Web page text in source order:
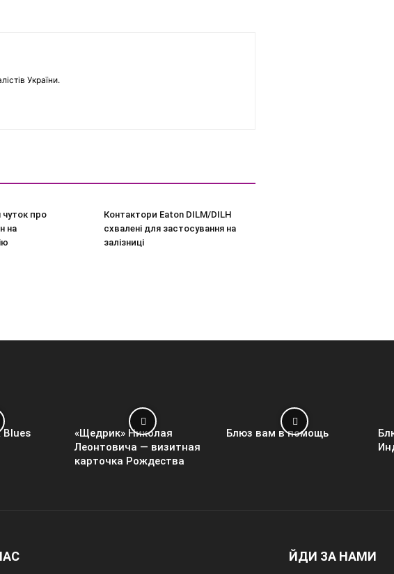
України.
чуток про
на
Контактори Eaton DILM/DILH
схвалені для застосування на
залізниці
Blues
«Щедрик» Николая
Леонтовича — визитная
карточка Рождества
Блюз вам в помощь
ЙДИ ЗА НАМИ